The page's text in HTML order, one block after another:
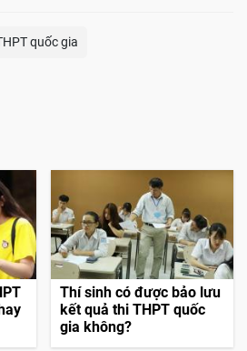
quốc gia
Thí sinh có được bảo lưu
kết quả thi THPT quốc
gia không?